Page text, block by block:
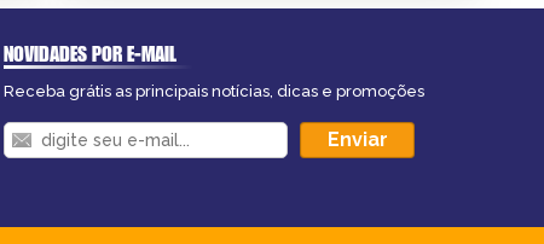
NOVIDADES POR E-MAIL
Receba grátis as principais notícias, dicas e promoções